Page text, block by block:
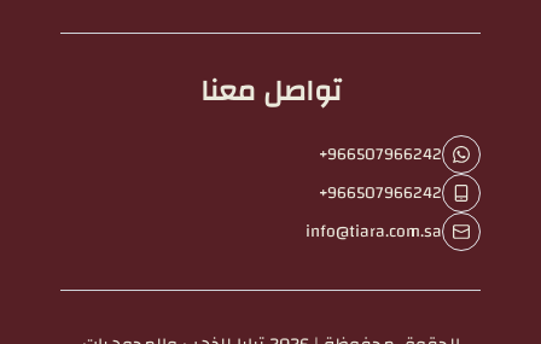
تواصل معنا
+966507966242
+966507966242
info@tiara.com.sa